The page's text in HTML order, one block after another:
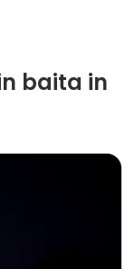
baita in